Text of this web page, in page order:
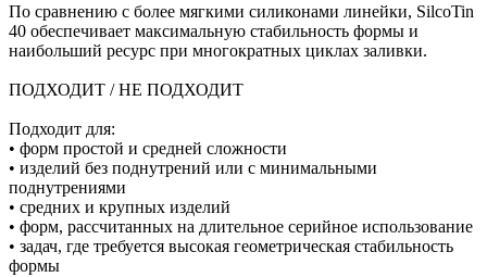
По сравнению с более мягкими силиконами линейки, SilcoTin
40 обеспечивает максимальную стабильность формы и
наибольший ресурс при многократных циклах заливки.
ПОДХОДИТ / НЕ ПОДХОДИТ
Подходит для:
• форм простой и средней сложности
• изделий без поднутрений или с минимальными
поднутрениями
• средних и крупных изделий
• форм, рассчитанных на длительное серийное использование
• задач, где требуется высокая геометрическая стабильность
формы